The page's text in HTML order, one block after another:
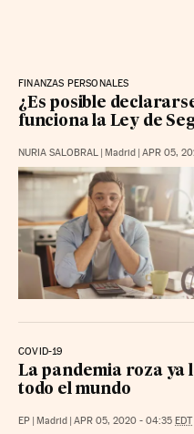
FINANZAS PERSONALES
¿Es posible
funciona la Ley de
NURIA SALOBRAL Madrid APR 05,
COVID-19
La pandemia roza ya
todo el mundo
EP Madrid APR 05, 2020 - 04:35 EDT